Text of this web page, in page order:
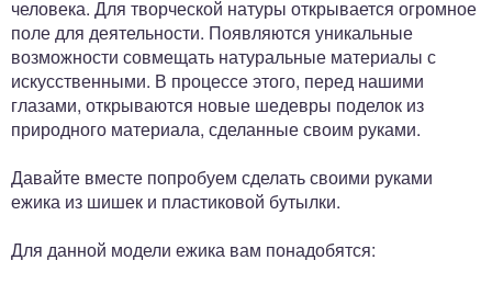
человека. Для творческой натуры открывается огромное
поле для деятельности. Появляются уникальные
возможности совмещать натуральные материалы с
искусственными. В процессе этого, перед нашими
глазами, открываются новые шедевры поделок из
природного материала, сделанные своим руками.
Давайте вместе попробуем сделать своими руками
ежика из шишек и пластиковой бутылки.
Для данной модели ежика вам понадобятся: